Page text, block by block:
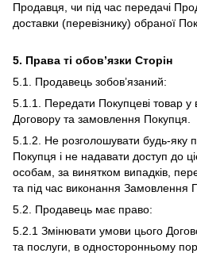
Продавця, чи під час передачі
доставки (перевізнику) обраної
5. Права ті обов’язки Сторін
5.1. Продавець зобов’язаний:
5.1.1. Передати Покупцеві товар у
Договору та замовлення Покупця.
5.1.2. Не розголошувати будь-яку
Покупця і не надавати доступ до
особам, за винятком випадків,
та під час виконання Замовлення
5.2. Продавець має право:
5.2.1 Змінювати умови цього
та послуги, в односторонньому